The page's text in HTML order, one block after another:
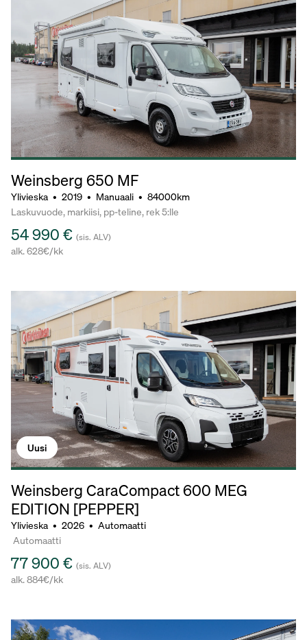
Weinsberg 650 MF
Ylivieska • 2019 • Manuaali • 84000km
Laskuvuode, markiisi, pp-teline, rek 5:lle
54 990 € (sis. ALV)
alk. 628€/kk
Uusi
Weinsberg CaraCompact 600 MEG
EDITION [PEPPER]
Ylivieska • 2026 • Automaatti
Automaatti
77 900 € (sis. ALV)
alk. 884€/kk